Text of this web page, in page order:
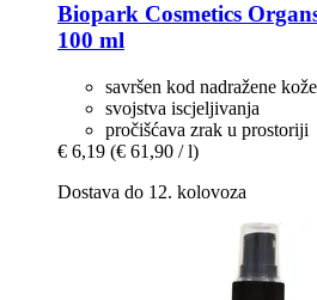
Biopark Cosmetics
100 ml
savršen kod nadražene kože
svojstva iscjeljivanja
pročišćava zrak u prostoriji
€ 6,19 (€ 61,90 / l)
Dostava do 12. kolovoza